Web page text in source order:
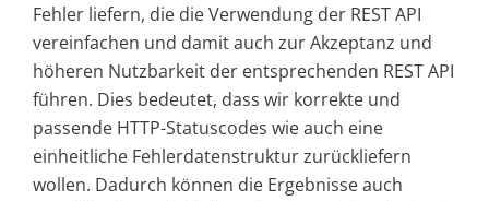
Fehler liefern, die die Verwendung der REST API
vereinfachen und damit auch zur Akzeptanz und
höheren Nutzbarkeit der entsprechenden REST API
führen. Dies bedeutet, dass wir korrekte und
passende HTTP-Statuscodes wie auch eine
einheitliche Fehlerdatenstruktur zurückliefern
wollen. Dadurch können die Ergebnisse auch